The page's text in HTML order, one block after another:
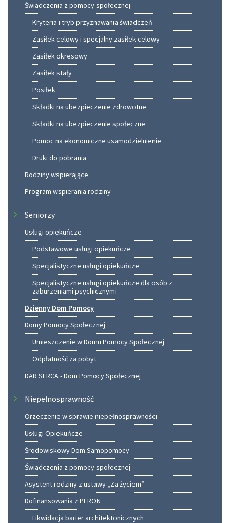
Świadczenia z pomocy społecznej
Kryteria i tryb przyznawania świadczeń
Zasiłek celowy i specjalny zasiłek celowy
Zasiłek okresowy
Zasiłek stały
Posiłek
Składki na ubezpieczenie zdrowotne
Składki na ubezpieczenie społeczne
Pomoc na ekonomiczne usamodzielnienie
Druki do pobrania
Rodziny wspierające
Program wspierania rodziny
Seniorzy
Usługi opiekuńcze
Podstawowe usługi opiekuńcze
Specjalistyczne usługi opiekuńcze
Specjalistyczne usługi opiekuńcze dla osób z
zaburzeniami psychicznymi
Dzienny Dom Pomocy
Domy Pomocy Społecznej
Umieszczenie w Domu Pomocy Społecznej
Odpłatność za pobyt
DAR SERCA - Dom Pomocy Społecznej
Niepełnosprawność
Orzeczenie w sprawie niepełnosprawności
Usługi Opiekuńcze
Środowiskowy Dom Samopomocy
Świadczenia z pomocy społecznej
Asystent rodziny z ustawy „Za życiem”
Dofinansowania z PFRON
Likwidacja barier architektonicznych